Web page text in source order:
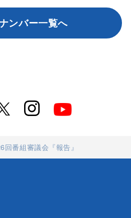
ンバー一覧へ
回番組審議会『報告』